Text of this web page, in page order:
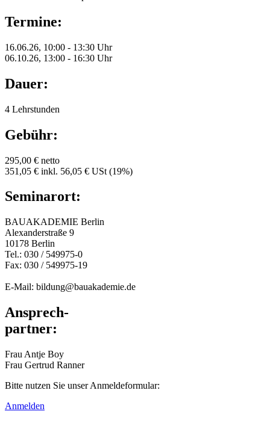
Termine:
16.06.26, 10:00 - 13:30 Uhr
06.10.26, 13:00 - 16:30 Uhr
Dauer:
4 Lehrstunden
Gebühr:
295,00 € netto
351,05 € inkl. 56,05 € USt (19%)
Seminarort:
BAUAKADEMIE Berlin
Alexanderstraße 9
10178 Berlin
Tel.: 030 / 549975-0
Fax: 030 / 549975-19
E-Mail: bildung@bauakademie.de
Ansprech-
partner:
Frau Antje Boy
Frau Gertrud Ranner
Bitte nutzen Sie unser Anmeldeformular:
Anmelden